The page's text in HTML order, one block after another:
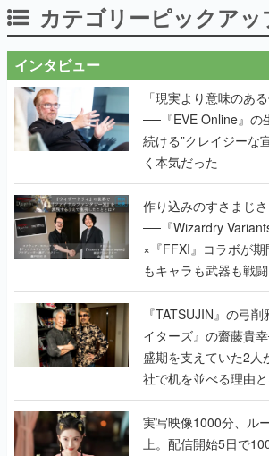
カテゴリーピックアッ
インタビュー
「現実より意味のあ
──『EVE Online』の
続ける”クレイジーな
く本気だった
作り込みのすさまじ
──『Wizardry
×『FFXI』コラボが
もキャラも武器も戦
で作り込まれた理由
く
『TATSUJIN』の弓
イターズ』の齋藤貴
盛期を支えていた2人
社で机を並べる理由
『TATSUJIN
んだレジェンド2人に
実写映像1000分、ル
上。配信開始5日で